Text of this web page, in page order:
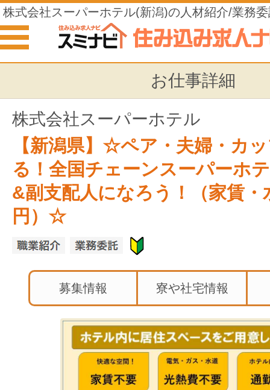
株式会社スーパーホテル(新潟)の人材紹介/業務
仕事
お仕事詳細
株式会社スーパーホテル
【新潟県】☆ペア・夫婦・カ
る！全国チェーンスーパーホ
&副支配人になろう！（家賃・
円）☆
募集情報 寮や社宅情報